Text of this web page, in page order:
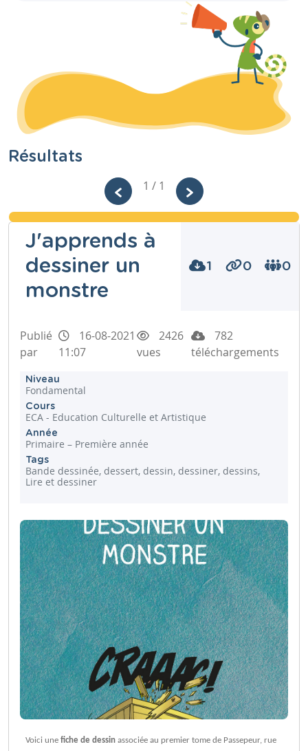
Résultats
1 / 1
J'apprends à
dessiner un
monstre
1 0 0
Publié
par
16-08-2021
11:07
2426
vues
782
téléchargements
Niveau
Fondamental
Cours
ECA - Education Culturelle et Artistique
Année
Primaire – Première année
Tags
Bande dessinée, dessert, dessin, dessiner, dessins,
Lire et dessiner
Voici une fiche de dessin associée au premier tome de Passepeur, rue